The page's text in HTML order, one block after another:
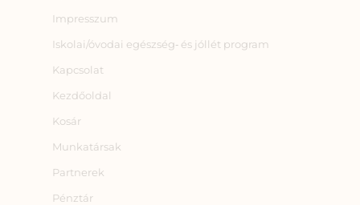
Impresszum
Iskolai/óvodai egészség‑ és jóllét program
Kapcsolat
Kezdőoldal
Kosár
Munkatársak
Partnerek
Pénztár